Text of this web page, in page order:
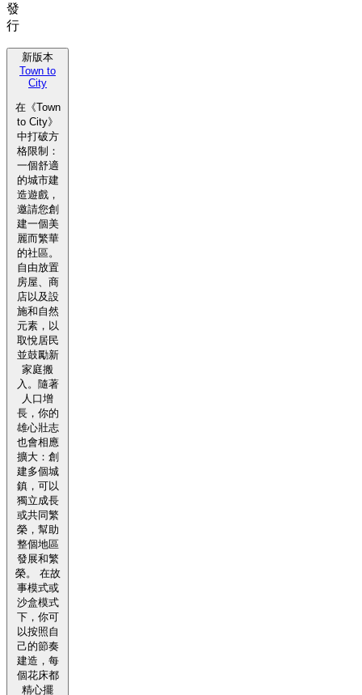
發
行
新版本
Town to
City
在《Town
to City》
中打破方
格限制：
一個舒適
的城市建
造遊戲，
邀請您創
建一個美
麗而繁華
的社區。
自由放置
房屋、商
店以及設
施和自然
元素，以
取悅居民
並鼓勵新
家庭搬
入。隨著
人口增
長，你的
雄心壯志
也會相應
擴大：創
建多個城
鎮，可以
獨立成長
或共同繁
榮，幫助
整個地區
發展和繁
榮。 在故
事模式或
沙盒模式
下，你可
以按照自
己的節奏
建造，每
個花床都
精心擺